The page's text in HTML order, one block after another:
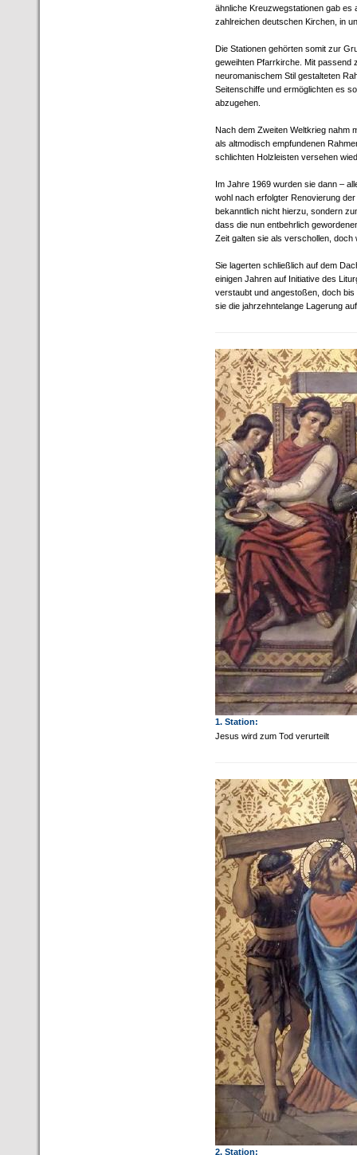
ähnliche Kreuzwegstationen gab es
zahlreichen deutschen Kirchen, in
Die Stationen gehörten somit zur
geweihten Pfarrkirche. Mit passend
neuromanischem Stil gestalteten
Seitenschiffe und ermöglichten es
abzugehen.
Nach dem Zweiten Weltkrieg nahm
als altmodisch empfundenen
schlichten Holzleisten versehen
Im Jahre 1969 wurden sie dann –
wohl nach erfolgter Renovierung
bekanntlich nicht hierzu, sondern
dass die nun entbehrlich
Zeit galten sie als verschollen,
Sie lagerten schließlich auf dem
einigen Jahren auf Initiative des
verstaubt und angestoßen, doch bis
sie die jahrzehntelange Lagerung
1. Station:
Jesus wird zum Tod verurteilt
2. Station: